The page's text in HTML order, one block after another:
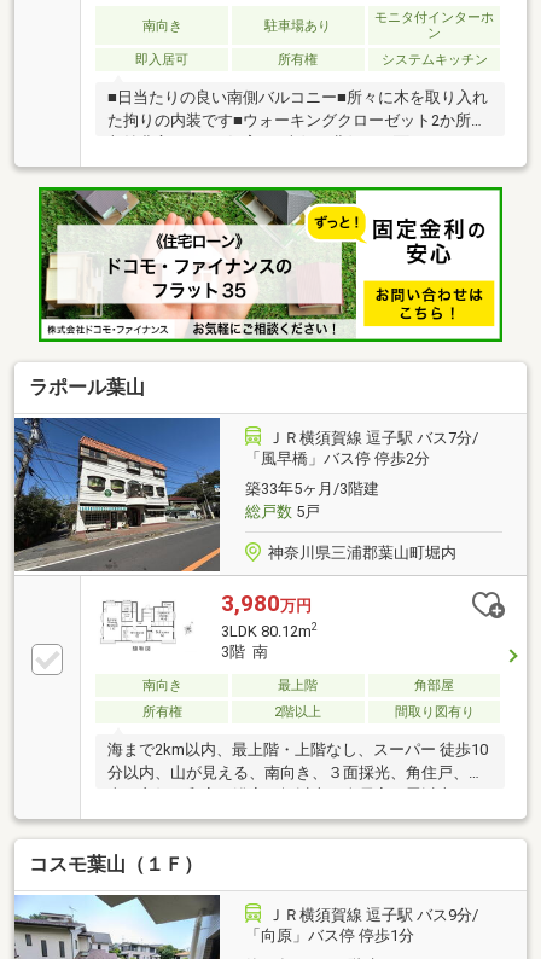
南向き 駐車場あり
モニタ付インターホ
ン
即入居可
所有権 システムキッチン
■日当たりの良い南側バルコニー■所々に木を取り入れ
た拘りの内装です■ウォーキングクローゼット2か所と
■コンビニやドラッグストアと周辺に買い物施設が充
実
ラポール葉山
ＪＲ横須賀線 逗子駅 バス7分/
「風早橋」バス停 停歩2分
築33年5ヶ月/3階建
総戸数5戸
神奈川県三浦郡葉山町堀内
3,980万円
3LDK 80.12m2
3階 南
南向き 最上階
角部屋
所有権
2階以上 間取り図有り
海まで2km以内、最上階・上階なし、スーパー 徒歩10
分以内、山が見える、南向き、３面採光、角住戸、陽
ーフバルコニー、平坦地
コスモ葉山（１Ｆ）
ＪＲ横須賀線 逗子駅 バス9分/
「向原」バス停 停歩1分